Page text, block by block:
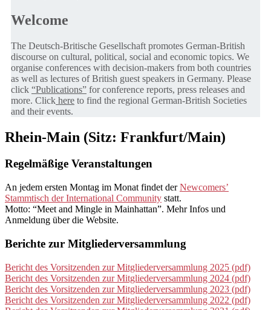
Welcome
The Deutsch-Britische Gesellschaft promotes German-British
discourse on cultural, political, social and economic topics. We
organise conferences with decision-makers from both countries
as well as lectures of British guest speakers in Germany. Please
click “Publications” for conference reports, press releases and
more. Click here to find the regional German-British Societies
and their events.
Rhein-Main (Sitz: Frankfurt/Main)
Regelmäßige Veranstaltungen
An jedem ersten Montag im Monat findet derNewcomers’
Stammtisch der International Community statt.
Motto: “Meet and Mingle in Mainhattan”. Mehr Infos und
Anmeldung über die Website.
Berichte zur Mitgliederversammlung
Bericht des Vorsitzenden zur Mitgliederversammlung 2025 (pdf)
Bericht des Vorsitzenden zur Mitgliederversammlung 2024 (pdf)
Bericht des Vorsitzenden zur Mitgliederversammlung 2023 (pdf)
Bericht des Vorsitzenden zur Mitgliederversammlung 2022 (pdf)